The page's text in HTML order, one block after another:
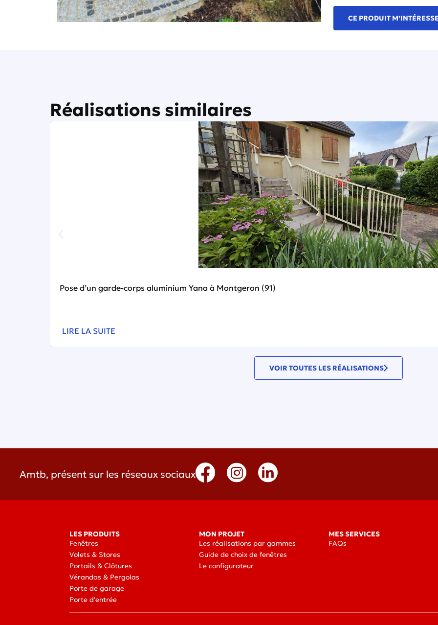
CE PRODUIT M’INTÉRESSE
Réalisations similaires
Pose d’un garde-corps aluminium Yana à Montgeron (91)
LIRE LA SUITE
VOIR TOUTES LES RÉALISATIONS
Amtb, présent sur les réseaux sociaux
LES PRODUITS
Fenêtres
Volets & Stores
Portails & Clôtures
Vérandas & Pergolas
Porte de garage
Porte d'entrée
MON PROJET
Les réalisations par gammes
Guide de choix de fenêtres
Le configurateur
MES SERVICES
FAQs